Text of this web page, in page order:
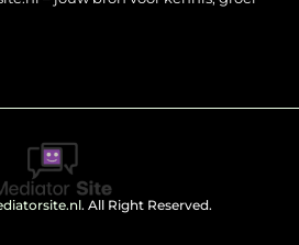
. All Right Reserved.